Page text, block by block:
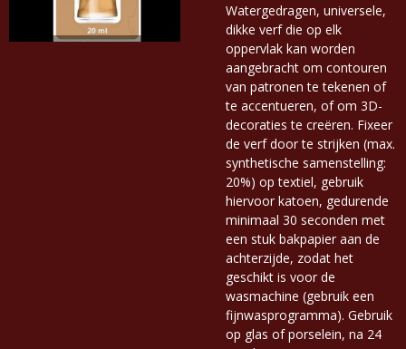
Watergedragen, universele,
dikke verf die op elk
oppervlak kan worden
aangebracht om contouren
van patronen te tekenen of
te accentueren, of om 3D-
decoraties te creëren. Fixeer
de verf door te strijken (max.
synthetische samenstelling:
20%) op textiel, gebruik
hiervoor katoen, gedurende
minimaal 30 seconden met
een stuk bakpapier aan de
achterzijde, zodat het
geschikt is voor de
wasmachine (gebruik een
fijnwasprogramma). Gebruik
op glas of porselein, na 24